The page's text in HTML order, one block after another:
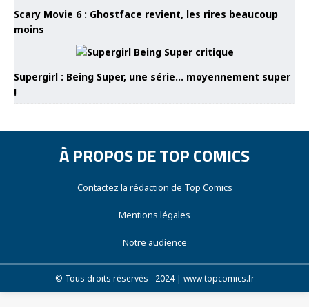
Scary Movie 6 : Ghostface revient, les rires beaucoup
moins
Supergirl : Being Super, une série… moyennement super
!
À PROPOS DE TOP COMICS
Contactez la rédaction de Top Comics
Mentions légales
Notre audience
© Tous droits réservés - 2024 | www.topcomics.fr